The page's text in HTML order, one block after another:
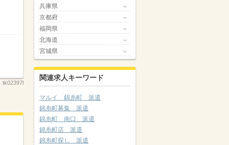
tk02397l
兵庫県
京都府
福岡県
北海道
宮城県
関連求人キーワード
マルイ 錦糸町 派遣
錦糸町募集 派遣
錦糸町 南口 派遣
錦糸町店 派遣
錦糸町探し 派遣